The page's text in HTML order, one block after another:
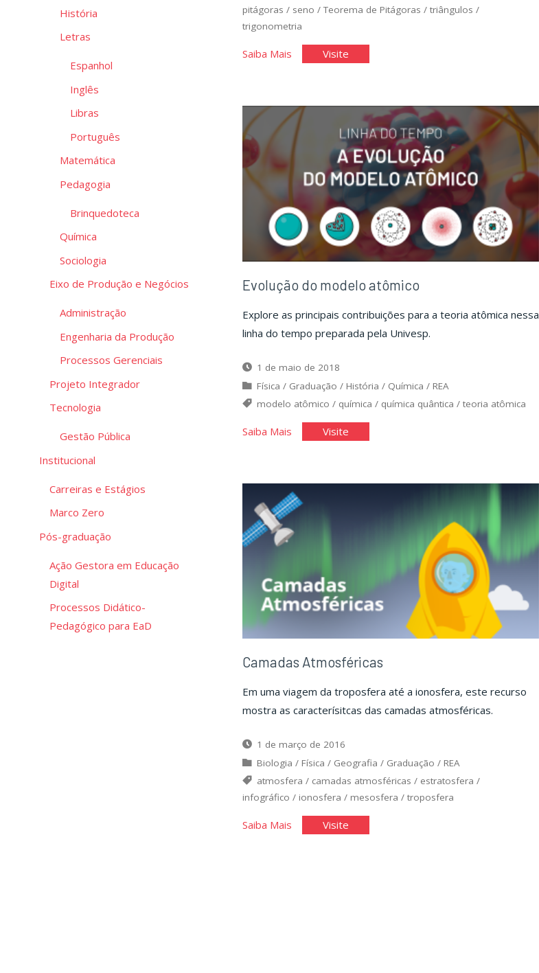
pitágoras / seno /Teorema de Pitágoras / triângulos /
trigonometria
Saiba Mais"Um
os
triângulos."
Visite"Um
os
triângulos."
Evolução do modelo atômico
Explore as principais contribuições para a teoria atômica nessa
linha do tempo preparada pela Univesp.
1 de maio de 2018
Física / Graduação / História / Química / REA
modelo atômico / química / química quântica /teoria atômica
Saiba Mais"Evolução
atômico"
Visite"Evolução
atômico"
Camadas Atmosféricas
Em uma viagem da troposfera até a ionosfera, este recurso
mostra as caracterísitcas das camadas atmosféricas.
1 de março de 2016
Biologia / Física / Geografia / Graduação / REA
atmosfera / camadas atmosféricas / estratosfera /
infográfico / ionosfera / mesosfera / troposfera
Saiba Mais"Camadas
Visite"Camadas
História
Letras
Espanhol
Inglês
Libras
Português
Matemática
Pedagogia
Brinquedoteca
Química
Sociologia
Eixo de Produção e Negócios
Administração
Engenharia da Produção
Processos Gerenciais
Projeto Integrador
Tecnologia
Gestão Pública
Institucional
Carreiras e Estágios
Marco Zero
Pós-graduação
Ação Gestora em Educação
Digital
Processos Didático-
Pedagógico para EaD